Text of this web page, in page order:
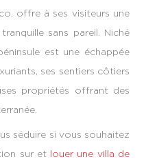
offre à ses visiteurs une
sans pareil. Niché
est une échappée
ses sentiers côtiers
propriétés offrant des
séduire si vous souhaitez
sur et louer une villa de